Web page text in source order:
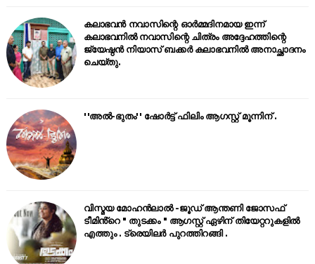
കലാഭവൻ നവാസിന്റെ ഓർമ്മദിനമായ ഇന്ന്
കലാഭവനിൽ നവാസിന്റെ ചിത്രം അദ്ദേഹത്തിന്റെ
ജ്യേഷ്ഠൻ നിയാസ് ബക്കർ കലാഭവനിൽ അനാച്ഛാദനം
ചെയ്തു.
''അൽ-ഭുതം'' ഷോർട്ട് ഫിലിം ആഗസ്റ്റ് മൂന്നിന് .
വിസ്മയ മോഹൻലാൽ -ജൂഡ് ആന്തണി ജോസഫ്
ടീമിൻ്റെ " തുടക്കം " ആഗസ്റ്റ് ഏഴിന് തിയേറ്ററുകളിൽ
എത്തും . ട്രെയിലർ പുറത്തിറങ്ങി .